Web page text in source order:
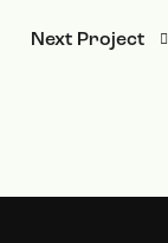
Next Project